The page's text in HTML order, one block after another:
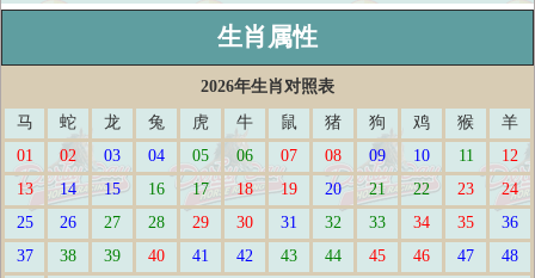
生肖属性
2026年生肖对照表
马
蛇 龙 兔 虎 牛 鼠 猪 狗 鸡 猴
羊
01
02 03 04 05 06 07 08 09 10 11
12
13
14 15 16 17 18 19 20 21 22 23
24
25
26 27 28 29 30 31 32 33 34 35
36
37
38 39 40 41 42 43 44 45 46 47
48